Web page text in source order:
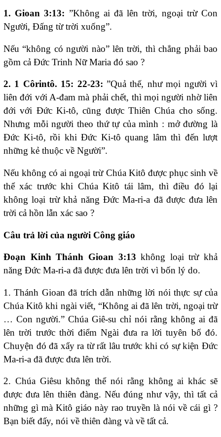
1. Gioan 3:13: ”Không ai đã lên trời, ngoại trừ Con
Người, Đấng từ trời xuống”.
Nếu “không có người nào” lên trời, thì chẳng phải bao
gồm cả Đức Trinh Nữ Maria đó sao ?
2. 1 Côrintô. 15: 22-23: ”Quả thế, như mọi người vì
liên đới với A-đam mà phải chết, thì mọi người nhờ liên
đới với Đức Ki-tô, cũng được Thiên Chúa cho sống.
Nhưng mỗi người theo thứ tự của mình : mở đường là
Đức Ki-tô, rồi khi Đức Ki-tô quang lâm thì đến lượt
những kẻ thuộc về Người”.
Nếu không có ai ngoại trừ Chúa Kitô được phục sinh về
thể xác trước khi Chúa Kitô tái lâm, thì điều đó lại
không loại trừ khả năng Đức Ma-ri-a đã được đưa lên
trời cả hồn lẫn xác sao ?
Câu trả lời của người Công giáo
Đoạn Kinh Thánh Gioan 3:13không loại trừ khả
năng Đức Ma-ri-a đã được đưa lên trời vì bốn lý do.
1. Thánh Gioan đã trích dẫn những lời nói thực sự của
Chúa Kitô khi ngài viết, “Không ai đã lên trời, ngoại trừ
… Con người.” Chúa Giê-su chỉ nói rằng không ai đã
lên trời trước thời điểm Ngài đưa ra lời tuyên bố đó.
Chuyện đó đã xẩy ra từ rất lâu trước khi có sự kiện Đức
Ma-ri-a đã được đưa lên trời.
2. Chúa Giêsu không thể nói rằng không ai khác sẽ
được đưa lên thiên đàng. Nếu đúng như vậy, thì tất cả
những gì mà Kitô giáo này rao truyền là nói về cái gì ?
Bạn biết đấy, nói về thiên đàng và về tất cả.